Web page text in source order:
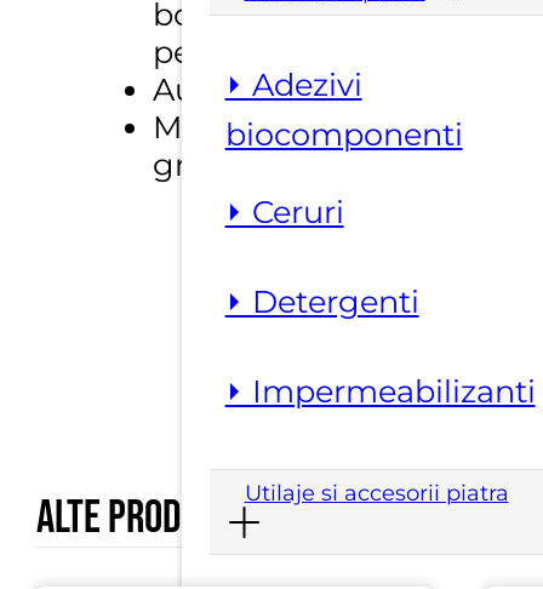
⏵ Adezivi
biocomponenti
⏵ Ceruri
⏵ Detergenti
⏵ Impermeabilizanti
Utilaje si accesorii piatra
bormasini (fara
percutie)
Auto lubrifiere
Materiale : marmura,
gresie portelanata
Alte produse marcaSait Abrasivi